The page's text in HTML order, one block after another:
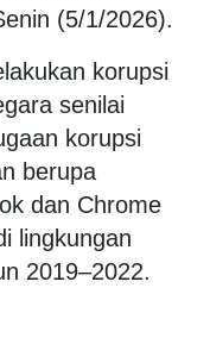
(5/1/2026).
korupsi
senilai
korupsi
berupa
dan Chrome
lingkungan
2019–2022.